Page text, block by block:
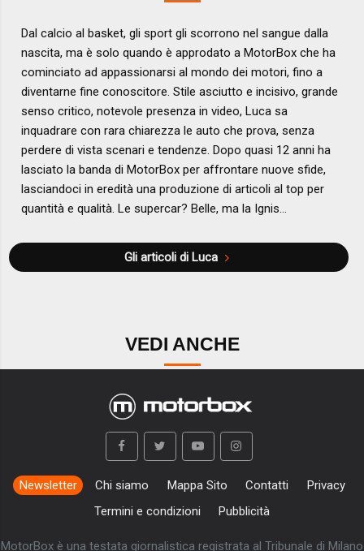
Dal calcio al basket, gli sport gli scorrono nel sangue dalla
nascita, ma è solo quando è approdato a MotorBox che ha
cominciato ad appassionarsi al mondo dei motori, fino a
diventarne fine conoscitore. Stile asciutto e incisivo, grande
senso critico, notevole presenza in video, Luca sa
inquadrare con rara chiarezza le auto che prova, senza
perdere di vista scenari e tendenze. Dopo quasi 12 anni ha
lasciato la banda di MotorBox per affrontare nuove sfide,
lasciandoci in eredità una produzione di articoli al top per
quantità e qualità. Le supercar? Belle, ma la Ignis...
Gli articoli di Luca
VEDI ANCHE
Newsletter Chi siamo Mappa Sito Contatti
Privacy
Termini e condizioni
Pubblicità
MotorBox è una testata giornalistica registrata al Tribunale di Milano